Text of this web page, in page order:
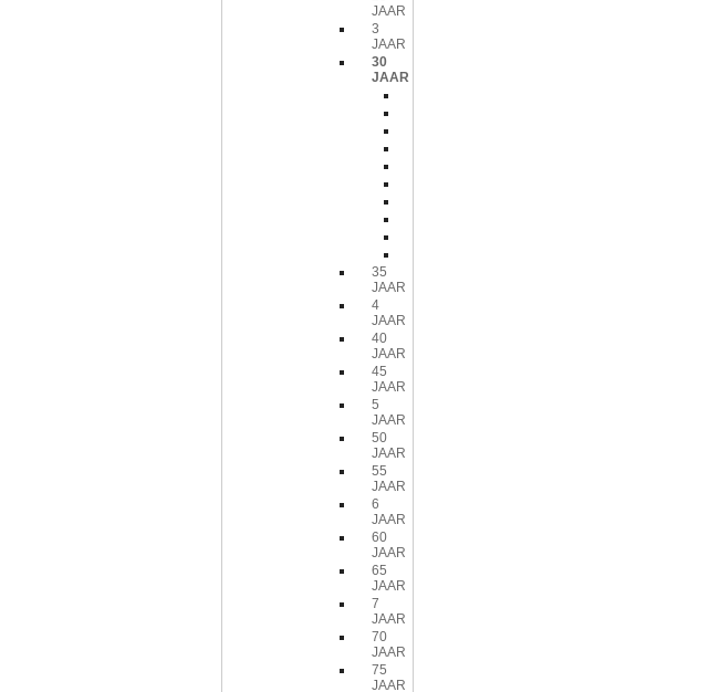
JAAR
3
JAAR
30
JAAR
35
JAAR
4
JAAR
40
JAAR
45
JAAR
5
JAAR
50
JAAR
55
JAAR
6
JAAR
60
JAAR
65
JAAR
7
JAAR
70
JAAR
75
JAAR